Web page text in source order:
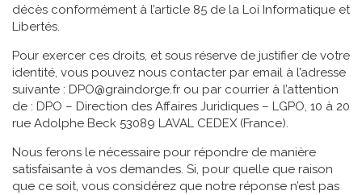
décès conformément à l’article 85 de la Loi Informatique et
Libertés.
Pour exercer ces droits, et sous réserve de justifier de votre
identité, vous pouvez nous contacter par email à l’adresse
suivante : DPO@graindorge.fr ou par courrier à l’attention
de : DPO – Direction des Affaires Juridiques – LGPO, 10 à 20
rue Adolphe Beck 53089 LAVAL CEDEX (France).
Nous ferons le nécessaire pour répondre de manière
satisfaisante à vos demandes. Si, pour quelle que raison
que ce soit, vous considérez que notre réponse n’est pas